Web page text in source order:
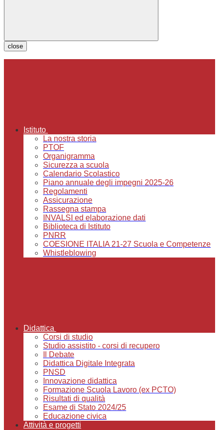
close
Istituto
La nostra storia
PTOF
Organigramma
Sicurezza a scuola
Calendario Scolastico
Piano annuale degli impegni 2025-26
Regolamenti
Assicurazione
Rassegna stampa
INVALSI ed elaborazione dati
Biblioteca di Istituto
PNRR
COESIONE ITALIA 21-27 Scuola e Competenze
Whistleblowing
Didattica
Corsi di studio
Studio assistito - corsi di recupero
Il Debate
Didattica Digitale Integrata
PNSD
Innovazione didattica
Formazione Scuola Lavoro (ex PCTO)
Risultati di qualità
Esame di Stato 2024/25
Educazione civica
Attività e progetti